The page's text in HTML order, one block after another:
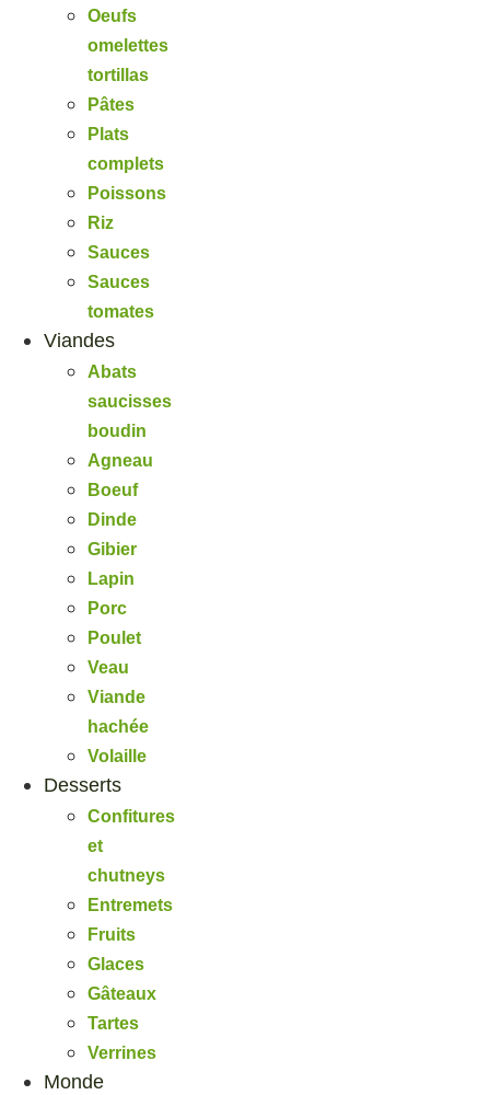
Oeufs
omelettes
tortillas
Pâtes
Plats
complets
Poissons
Riz
Sauces
Sauces
tomates
Viandes
Abats
saucisses
boudin
Agneau
Boeuf
Dinde
Gibier
Lapin
Porc
Poulet
Veau
Viande
hachée
Volaille
Desserts
Confitures
et
chutneys
Entremets
Fruits
Glaces
Gâteaux
Tartes
Verrines
Monde